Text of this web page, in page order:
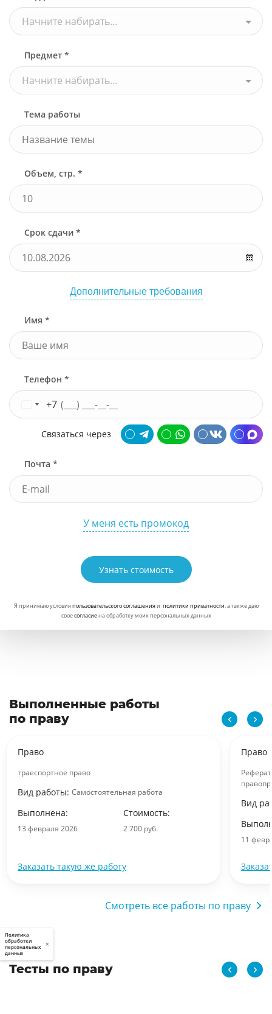
Начните набирать...
Предмет *
Начните набирать...
Тема работы
Объем, стр. *
Срок сдачи *
Дополнительные требования
Имя *
Телефон *
+7
Связаться через
Почта *
У меня есть промокод
Узнать стоимость
Я принимаю условияпользовательского соглашенияи политики приватности, а также даю
своесогласиена обработку моих персональных данных
Выполненные работы
по праву
Право
траеспортное право
Вид работы: Самостоятельная работа
Выполнена:
13 февраля 2026
Стоимость:
2 700 руб.
Заказать такую же работу
Право
Вид
11
Смотреть все работы по праву
Тесты по праву
Политика
обработки
персональных
данных
×